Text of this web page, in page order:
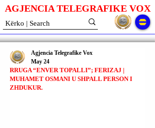
AGJENCIA TELEGRAFIKE VOX
RRUGA “ENVER TOPALLI”; FERIZAJ |
MUHAMET OSMANI U SHPALL PERSON I
ZHDUKUR.
Agjencia Telegrafike Vox
May 24